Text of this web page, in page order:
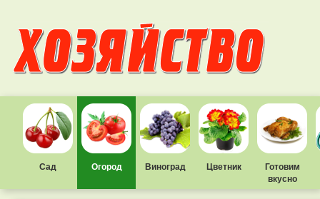
Сад Огород Виноград Цветник
Готовим
вкусно